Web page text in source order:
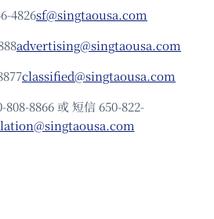
4826sf@singtaousa.com
advertising@singtaousa.com
classified@singtaousa.com
808-8866 或 短信 650-822-